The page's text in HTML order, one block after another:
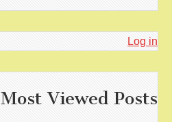
Log in
Most Viewed Posts